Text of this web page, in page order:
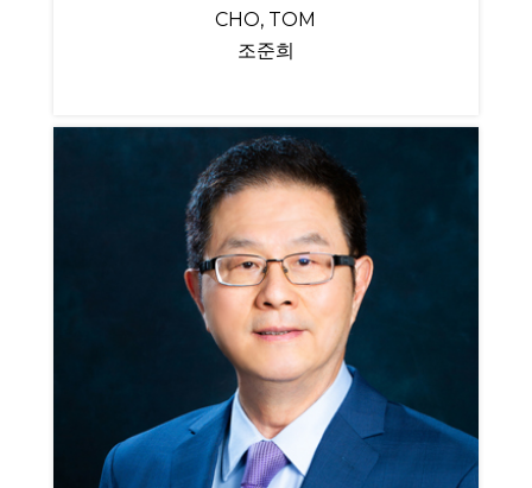
CHO, TOM
조준희